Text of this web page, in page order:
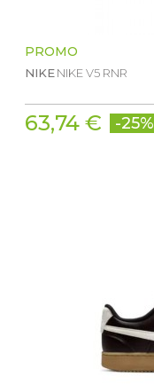
PROMO
NIKENIKE V5 RNR
63,74 € -25%